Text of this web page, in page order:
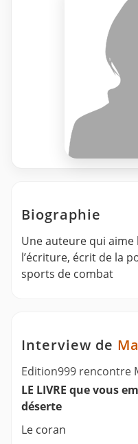
Biographie
Une auteure qui aime
l’écriture, écrit de la
sports de combat
Interview de
Edition999 rencontre
LE LIVRE que vous
déserte
Le coran